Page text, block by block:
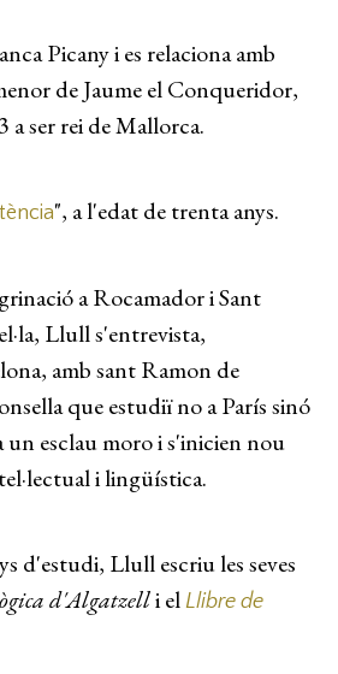
Picany i es relaciona amb
de Jaume el Conqueridor,
a ser rei de Mallorca.
", a l'edat de trenta anys.
a Rocamador i Sant
Llull s'entrevista,
amb sant Ramon de
que estudiï no a París sinó
esclau moro i s'inicien nou
i lingüística.
d'estudi, Llull escriu les seves
d'Algatzelli el Llibre de